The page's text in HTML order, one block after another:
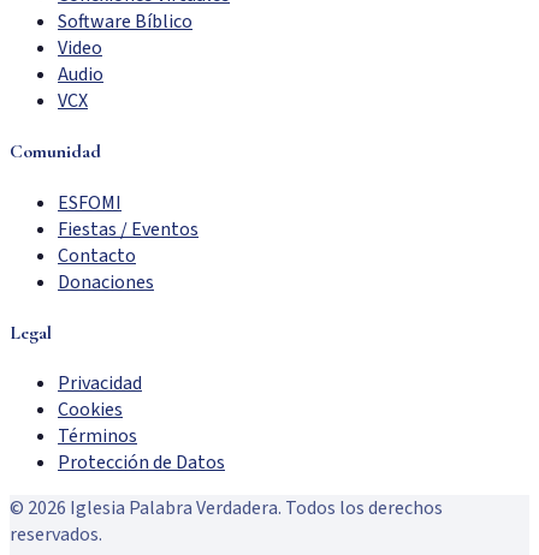
Software Bíblico
Video
Audio
VCX
Comunidad
ESFOMI
Fiestas / Eventos
Contacto
Donaciones
Legal
Privacidad
Cookies
Términos
Protección de Datos
© 2026 Iglesia Palabra Verdadera. Todos los derechos
reservados.